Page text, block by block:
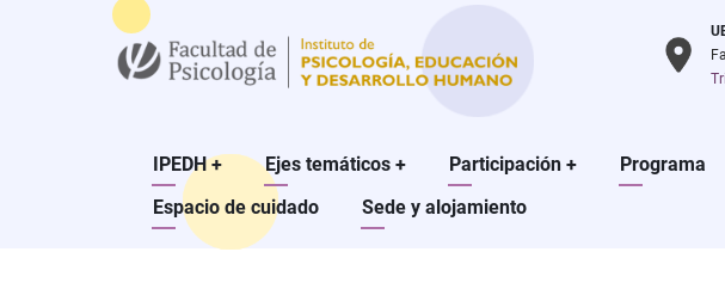
Main
navigation
IPEDH+ Ejes temáticos + Participación + Programa
Espacio de cuidado
Sede y alojamiento